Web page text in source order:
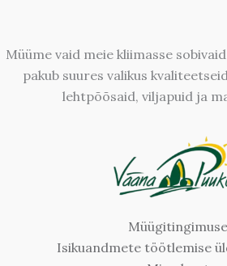
Müüme vaid meie kliimasse
pakub suures valikus
lehtpõõsaid, viljapuid ja
Isikuandmete töötlemise